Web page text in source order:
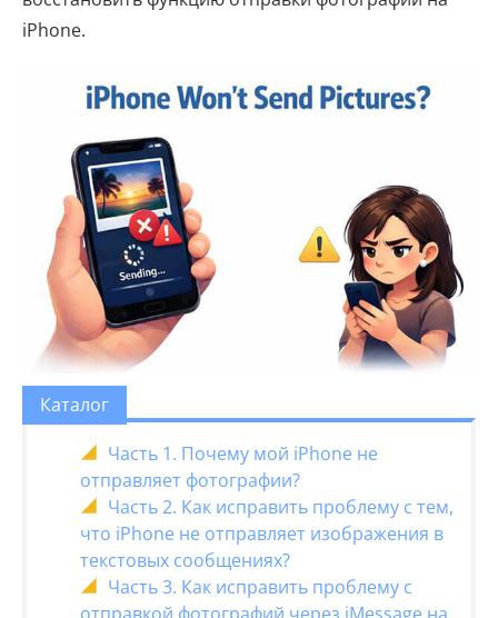
iPhone.
Каталог
Часть 1. Почему мой iPhone не
отправляет фотографии?
Часть 2. Как исправить проблему с тем,
что iPhone не отправляет изображения в
текстовых сообщениях?
Часть 3. Как исправить проблему с